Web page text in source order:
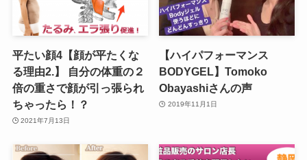
平たい顔4【顔が平たくな
る理由2.】 自分の体重の２
倍の重さで顔が引っ張られ
ちゃったら！？
2021年7月13日
【ハイパフォーマンス
BODYGEL】Tomoko
Obayashiさんの声
2019年11月1日